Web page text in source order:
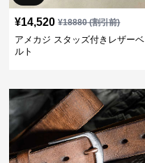
¥14,520 ¥18880(割引前)
アメカジ スタッズ付きレザーベ
ルト